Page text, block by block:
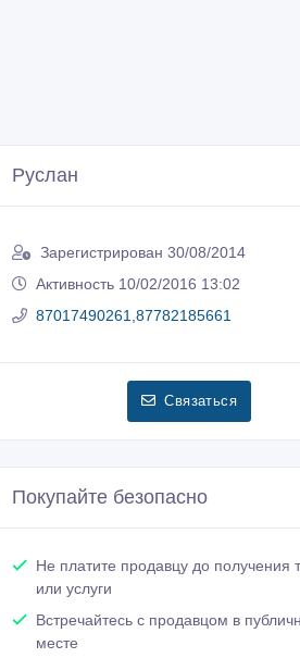
Руслан
Зарегистрирован 30/08/2014
Активность 10/02/2016 13:02
87017490261,87782185661
Связаться
Покупайте безопасно
Не платите продавцу до получения
или услуги
Встречайтесь с продавцом в
месте